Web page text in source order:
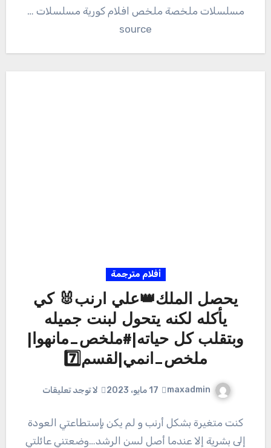
مسلسلات ملخصة ملخص افلام كورية مسلسلات …
source
أفلام مترجمة
يحصل الملك👑علي ارنب🐰 كي
يأكله لكنه يتحول لبنت جميله
وبتقلب كل حياته|#ملخص_مانهوا|
ملخص_انمي|لقسم7️⃣
maxadmin 17 مايو، 2023 لا توجد تعليقات
كنت متغيرة بشكل أرنب و لم يكن بإستطاعتي العودة
إلى بشرية إلا عندما أصل لسن الرشد…وضعتني عائلتي